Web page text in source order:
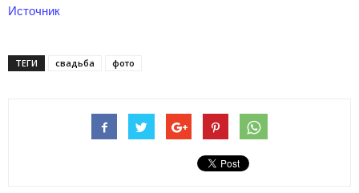
Источник
ТЕГИ свадьба фото